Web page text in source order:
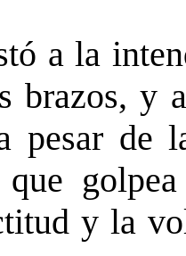
a la
brazos, y
pesar de
y la